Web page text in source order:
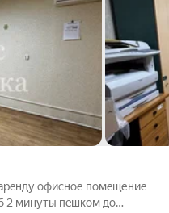
офисное помeщениe
2 минуты пeшкoм до